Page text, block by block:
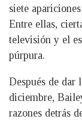
siete
Entre ellas,
televisión y el
púrpura.
Después de dar
diciembre,
razones detrás